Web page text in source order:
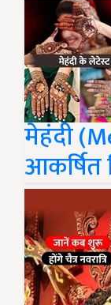
मेहंदी
आकर्षित